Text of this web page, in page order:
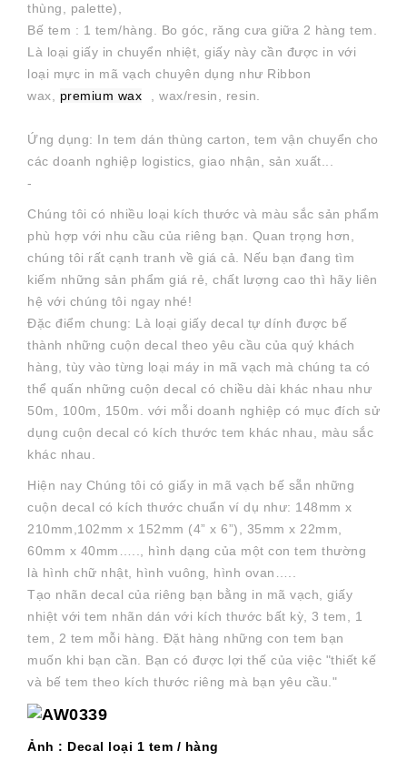
thùng, palette),
Bế tem : 1 tem/hàng. Bo góc, răng cưa giữa 2 hàng tem.
Là loại giấy in chuyển nhiệt, giấy này cần được in với
loại mực in mã vạch chuyên dụng như Ribbon
wax, premium wax , wax/resin, resin.
Ứng dụng: In tem dán thùng carton, tem vận chuyển cho
các doanh nghiệp logistics, giao nhận, sản xuất...
-
Chúng tôi có nhiều loại kích thước và màu sắc sản phẩm
phù hợp với nhu cầu của riêng bạn. Quan trọng hơn,
chúng tôi rất cạnh tranh về giá cả. Nếu bạn đang tìm
kiếm những sản phẩm giá rẻ, chất lượng cao thì hãy liên
hệ với chúng tôi ngay nhé!
Đặc điểm chung: Là loại giấy decal tự dính được bế
thành những cuộn decal theo yêu cầu của quý khách
hàng, tùy vào từng loại máy in mã vạch mà chúng ta có
thể quấn những cuộn decal có chiều dài khác nhau như
50m, 100m, 150m. với mỗi doanh nghiệp có mục đích sử
dụng cuộn decal có kích thước tem khác nhau, màu sắc
khác nhau.
Hiện nay Chúng tôi có giấy in mã vạch bế sẵn những
cuộn decal có kích thước chuẩn ví dụ như: 148mm x
210mm,102mm x 152mm (4” x 6”), 35mm x 22mm,
60mm x 40mm….., hình dạng của một con tem thường
là hình chữ nhật, hình vuông, hình ovan…..
Tạo nhãn decal của riêng bạn bằng in mã vạch, giấy
nhiệt với tem nhãn dán với kích thước bất kỳ, 3 tem, 1
tem, 2 tem mỗi hàng. Đặt hàng những con tem bạn
muốn khi bạn cần. Bạn có được lợi thế của việc "thiết kế
và bế tem theo kích thước riêng mà bạn yêu cầu."
Ảnh : Decal loại 1 tem / hàng